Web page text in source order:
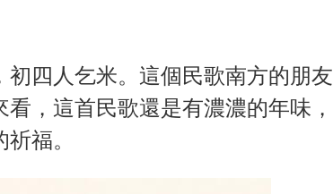
四人乞米。這個民歌南方的朋友
，這首民歌還是有濃濃的年味，
福。